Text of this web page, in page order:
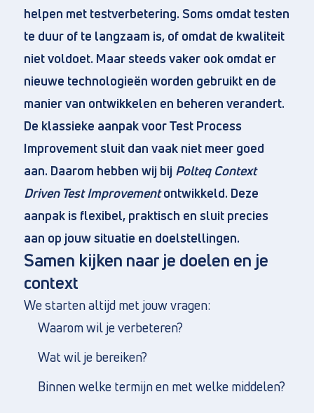
Over ons
Vacatures
Privacy en cookies
Algemene voorwaarden
helpen met testverbetering. Soms omdat testen
te duur of te langzaam is, of omdat de kwaliteit
niet voldoet. Maar steeds vaker ook omdat er
nieuwe technologieën worden gebruikt en de
manier van ontwikkelen en beheren verandert.
De klassieke aanpak voor Test Process
Improvement sluit dan vaak niet meer goed
aan. Daarom hebben wij bij Polteq Context
Driven Test Improvementontwikkeld. Deze
aanpak is flexibel, praktisch en sluit precies
aan op jouw situatie en doelstellingen.
Samen kijken naar je doelen en je
context
We starten altijd met jouw vragen:
Waarom wil je verbeteren?
Wat wil je bereiken?
Binnen welke termijn en met welke middelen?